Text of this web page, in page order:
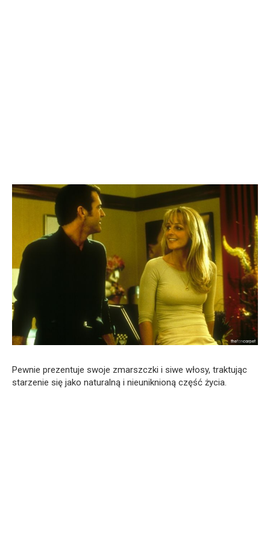
Pewnie prezentuje swoje zmarszczki i siwe włosy, traktując
starzenie się jako naturalną i nieuniknioną część życia.